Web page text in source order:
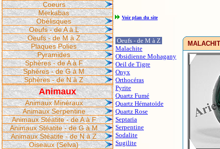
Coeurs
Merkabas
Obélisques
Oeufs - de A à L
Oeufs - de M à Z
Plaques Polies
Pyramides
Sphères - de A à F
Sphères - de G à M
Sphères - de N à Z
Animaux
Animaux Minéraux
Animaux Serpentine
Animaux Stéatite - de A à F
Animaux Stéatite - de G à M
Animaux Stéatite - de N à Z
Oiseaux (Selva)
Voir plan du site
Oeufs - de M à Z
Malachite
Obsidienne Mohagany
Oeil de Tigre
Onyx
Orthocéras
Pyrite
Quartz Fumé
Quartz Hématoïde
Quartz Rose
Septaria
Serpentine
Sodalite
Sugilite